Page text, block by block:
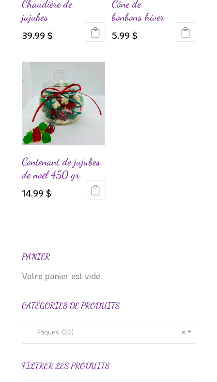
Chaudière de
jujubes
39.99 $
produit
plusieurs
variations.
Les
options
peuvent
être
choisies
sur
page
Cône de
bonbons hiver
5.99$
Contenant de jujubes
de noël 450 gr.
14.99 $
PANIER
Votre panier est vide.
CATÉGORIES DE PRODUITS
×
Pâques (22)
FILTRER LES PRODUITS